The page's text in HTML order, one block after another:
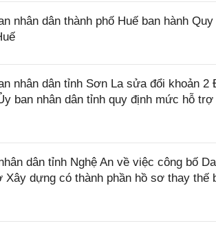
nhân dân thành phố Huế ban hành
nhân dân tỉnh Sơn La sửa đổi khoản 2
ban nhân dân tỉnh quy định mức hỗ
dân tỉnh Nghệ An về việc công bố
dựng có thành phần hồ sơ thay